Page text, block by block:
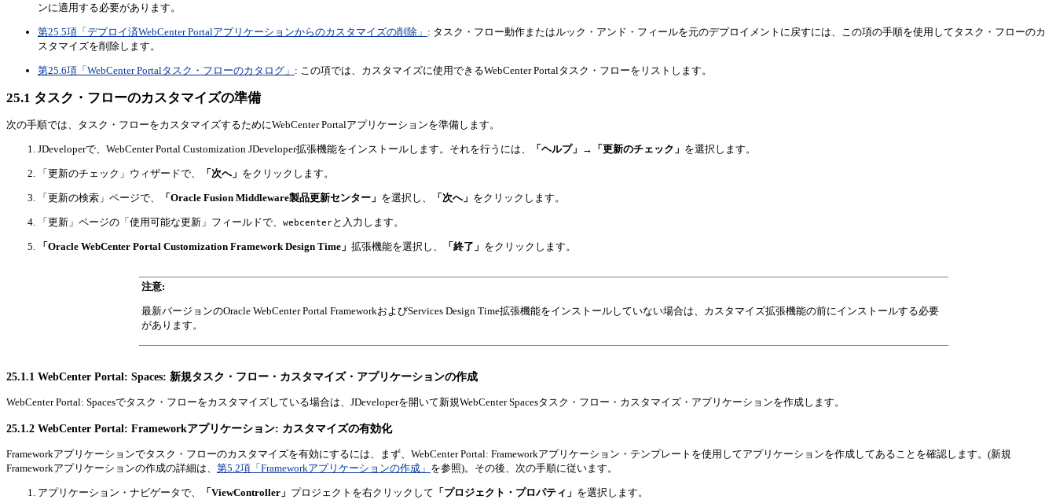
ンに適用する必要があります。
第25.5項「デプロイ済WebCenter Portalアプリケーションからのカスタマイズの削除」 : タスク・フロー動作またはルック・アンド・フィールを元のデプロイメントに戻すには、この項の手順を使用してタスク・フローのカ
スタマイズを削除します。
第25.6項「WebCenter Portalタスク・フローのカタログ」 : この項では、カスタマイズに使用できるWebCenter Portalタスク・フローをリストします。
25.1 タスク・フローのカスタマイズの準備
次の手順では、タスク・フローをカスタマイズするためにWebCenter Portalアプリケーションを準備します。
JDeveloperで、WebCenter Portal Customization JDeveloper拡張機能をインストールします。それを行うには、 「ヘルプ」 → 「更新のチェック」 を選択します。
「更新のチェック」ウィザードで、 「次へ」 をクリックします。
「更新の検索」ページで、 「Oracle Fusion Middleware製品更新センター」 を選択し、 「次へ」 をクリックします。
「更新」ページの「使用可能な更新」フィールドで、 webcenterと入力します。
「Oracle WebCenter Portal Customization Framework Design Time」 拡張機能を選択し、 「終了」 をクリックします。
注意:
最新バージョンのOracle WebCenter Portal FrameworkおよびServices Design Time拡張機能をインストールしていない場合は、カスタマイズ拡張機能の前にインストールする必要
があります。
25.1.1 WebCenter Portal: Spaces: 新規タスク・フロー・カスタマイズ・アプリケーションの作成
WebCenter Portal: Spacesでタスク・フローをカスタマイズしている場合は、JDeveloperを開いて新規WebCenter Spacesタスク・フロー・カスタマイズ・アプリケーションを作成します。
25.1.2 WebCenter Portal: Frameworkアプリケーション: カスタマイズの有効化
Frameworkアプリケーションでタスク・フローのカスタマイズを有効にするには、まず、WebCenter Portal: Frameworkアプリケーション・テンプレートを使用してアプリケーションを作成してあることを確認します。(新規
Frameworkアプリケーションの作成の詳細は、 第5.2項「Frameworkアプリケーションの作成」 を参照)。その後、次の手順に従います。
アプリケーション・ナビゲータで、 「ViewController」 プロジェクトを右クリックして 「プロジェクト・プロパティ」 を選択します。